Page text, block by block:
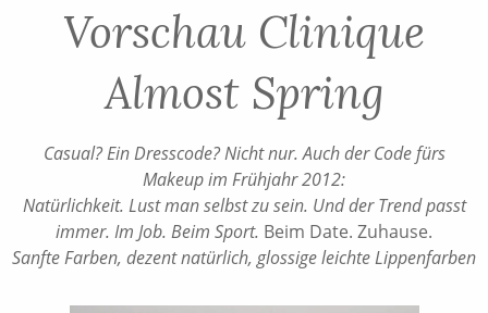
Vorschau Clinique
Almost Spring
Casual? Ein Dresscode? Nicht nur. Auch der Code fürs
Makeup im Frühjahr 2012:
Natürlichkeit. Lust man selbst zu sein. Und der Trend passt
immer. Im Job. Beim Sport. Beim Date. Zuhause.
Sanfte Farben, dezent natürlich, glossige leichte Lippenfarben